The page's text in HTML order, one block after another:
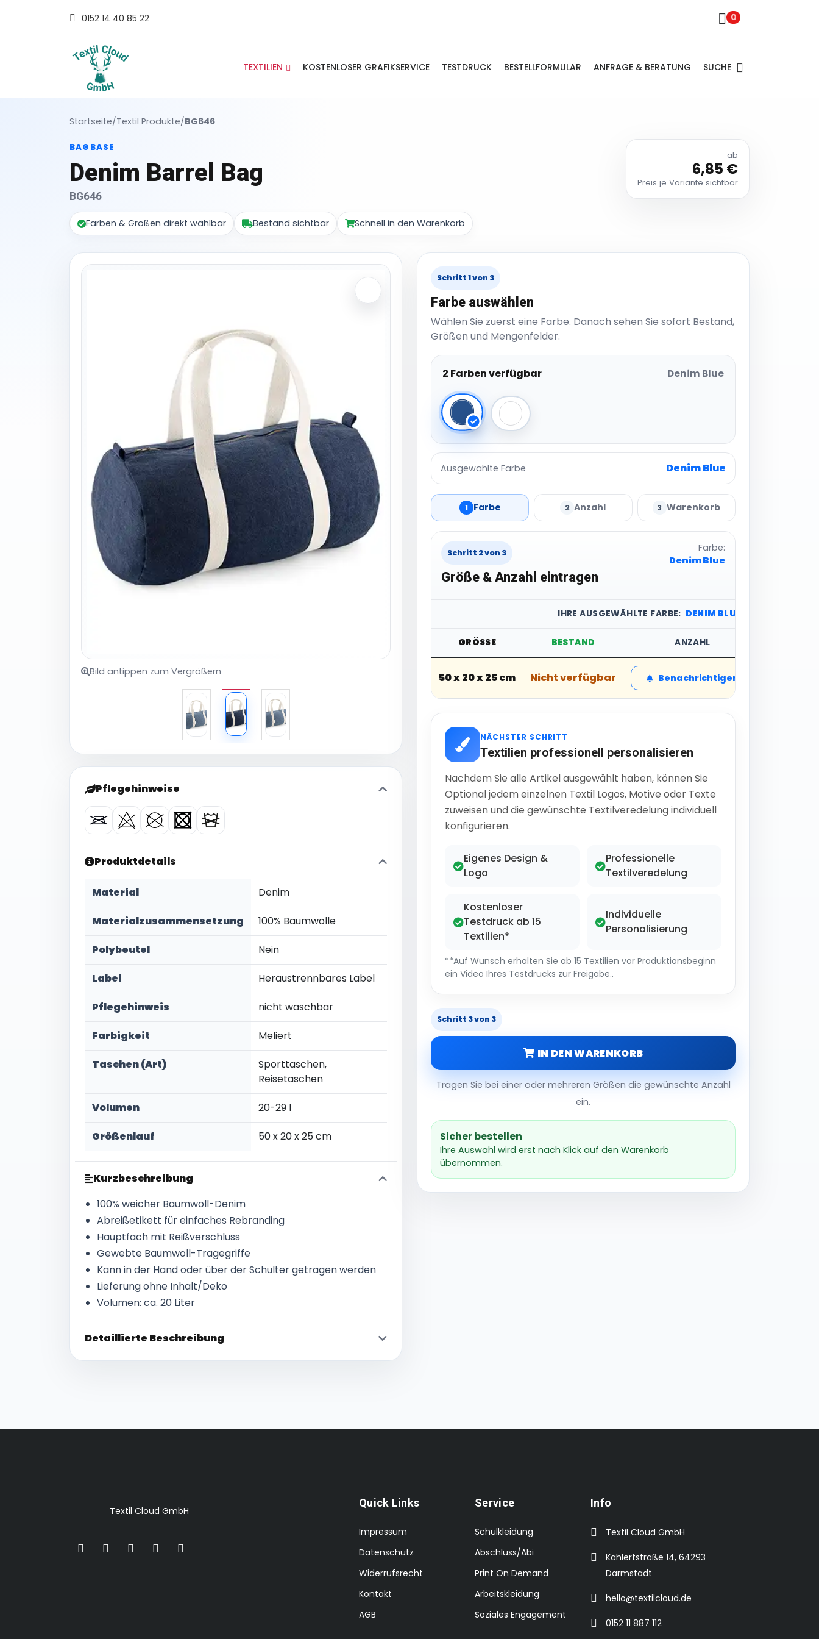
0152 14 40 85 22 0
TEXTILIEN KOSTENLOSER GRAFIKSERVICE TESTDRUCK BESTELLFORMULAR ANFRAGE & BERATUNG SUCHE
Startseite/Textil Produkte/BG646
BAGBASE
Denim Barrel Bag
BG646
Farben & Größen direkt wählbar Bestand sichtbar Schnell in den Warenkorb
ab
6,85 €
Preis je Variante sichtbar
Bild antippen zum Vergrößern
Pflegehinweise
Produktdetails
Material Denim
Materialzusammensetzung 100% Baumwolle
Polybeutel Nein
Label Heraustrennbares Label
Pflegehinweis nicht waschbar
Farbigkeit Meliert
Taschen (Art)
Sporttaschen,
Reisetaschen
Volumen 20-29 l
Größenlauf 50 x 20 x 25 cm
Kurzbeschreibung
100% weicher Baumwoll-Denim
Abreißetikett für einfaches Rebranding
Hauptfach mit Reißverschluss
Gewebte Baumwoll-Tragegriffe
Kann in der Hand oder über der Schulter getragen werden
Lieferung ohne Inhalt/Deko
Volumen: ca. 20 Liter
Detaillierte Beschreibung
Schritt 1 von 3
Farbe auswählen
Wählen Sie zuerst eine Farbe. Danach sehen Sie sofort Bestand,
Größen und Mengenfelder.
2 Farben verfügbar Denim Blue
Denim Blue Light Denim
Ausgewählte Farbe Denim Blue
1 Farbe 2 Anzahl 3 Warenkorb
Schritt 2 von 3
Größe & Anzahl eintragen
Farbe:
Denim Blue
IHRE AUSGEWÄHLTE FARBE: DENIM BLUE
GRÖSSE BESTAND ANZAHL
50 x 20 x 25 cm Nicht verfügbar Benachrichtigen
NÄCHSTER SCHRITT
Textilien professionell personalisieren
Nachdem Sie alle Artikel ausgewählt haben, können Sie
Optional jedem einzelnen Textil Logos, Motive oder Texte
zuweisen und die gewünschte Textilveredelung individuell
konfigurieren.
Eigenes Design &
Logo
Professionelle
Textilveredelung
Kostenloser
Testdruck ab 15
Textilien*
Individuelle
Personalisierung
**Auf Wunsch erhalten Sie ab 15 Textilien vor Produktionsbeginn
ein Video Ihres Testdrucks zur Freigabe..
Schritt 3 von 3
IN DEN WARENKORB
Tragen Sie bei einer oder mehreren Größen die gewünschte Anzahl
ein.
Sicher bestellen
Ihre Auswahl wird erst nach Klick auf den Warenkorb
übernommen.
Textil Cloud GmbH
Quick Links
Impressum
Datenschutz
Widerrufsrecht
Kontakt
AGB
Service
Schulkleidung
Abschluss/Abi
Print On Demand
Arbeitskleidung
Soziales Engagement
Info
Textil Cloud GmbH
Kahlertstraße 14, 64293
Darmstadt
hello@textilcloud.de
0152 11 887 112